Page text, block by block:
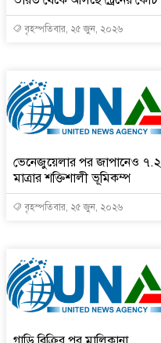
বৃহস্পতিবার, ২৫ জুন, ২০২৬
ভেনেজুয়েলার পর জাপানেও ৭.২
মাত্রার শক্তিশালী ভূমিকম্প
বৃহস্পতিবার, ২৫ জুন, ২০২৬